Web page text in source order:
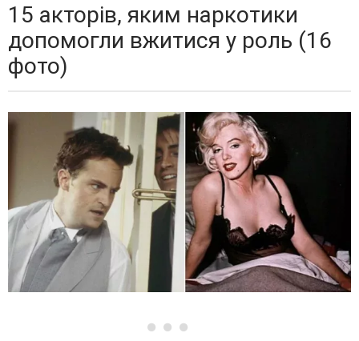
15 акторів, яким наркотики
допомогли вжитися у роль (16
фото)